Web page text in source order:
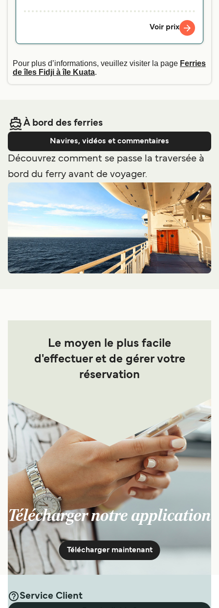
Voir prix
Pour plus d’informations, veuillez visiter la page Ferries
de îles Fidji à île Kuata.
À bord des ferries
Navires, vidéos et commentaires
Découvrez comment se passe la traversée à
bord du ferry avant de voyager.
Le moyen le plus facile
d'effectuer et de gérer votre
réservation
Télécharger notre application
Télécharger maintenant
Service Client